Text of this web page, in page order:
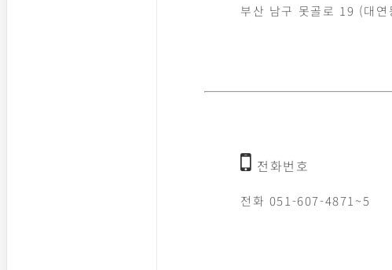
부산 남구 못골로 19 (대
전화번호
전화 051-607-4871~5